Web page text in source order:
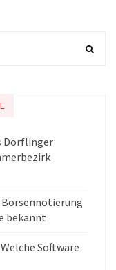
Dörflinger
bekannt
Software